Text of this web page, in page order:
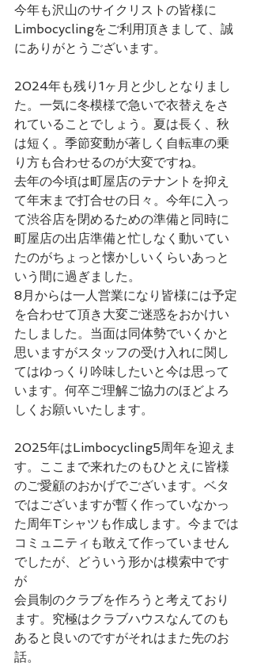
今年も沢山のサイクリストの皆様に
Limbocyclingをご利用頂きまして、誠
にありがとうございます。
2024年も残り1ヶ月と少しとなりまし
た。一気に冬模様で急いで衣替えをさ
れていることでしょう。夏は長く、秋
は短く。季節変動が著しく自転車の乗
り方も合わせるのが大変ですね。
去年の今頃は町屋店のテナントを抑え
て年末まで打合せの日々。今年に入っ
て渋谷店を閉めるための準備と同時に
町屋店の出店準備と忙しなく動いてい
たのがちょっと懐かしいくらいあっと
いう間に過ぎました。
8月からは一人営業になり皆様には予定
を合わせて頂き大変ご迷惑をおかけい
たしました。当面は同体勢でいくかと
思いますがスタッフの受け入れに関し
てはゆっくり吟味したいと今は思って
います。何卒ご理解ご協力のほどよろ
しくお願いいたします。
2025年はLimbocycling5周年を迎えま
す。ここまで来れたのもひとえに皆様
のご愛顧のおかげでございます。ベタ
ではございますが暫く作っていなかっ
た周年Tシャツも作成します。今までは
コミュニティも敢えて作っていません
でしたが、どういう形かは模索中です
が
会員制のクラブを作ろうと考えており
ます。究極はクラブハウスなんてのも
あると良いのですがそれはまた先のお
話。